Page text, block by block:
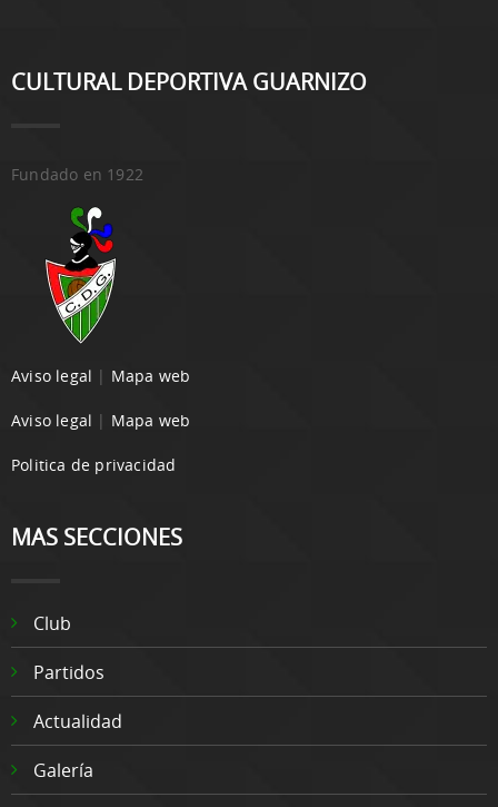
CULTURAL DEPORTIVA GUARNIZO
Fundado en 1922
Aviso legal | Mapa web
Aviso legal | Mapa web
Politica de privacidad
MAS SECCIONES
Club
Partidos
Actualidad
Galería